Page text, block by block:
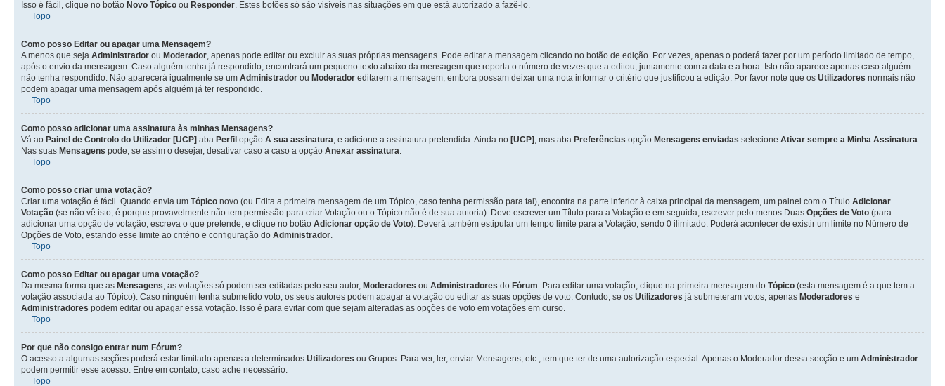
Isso é fácil, clique no botão Novo Tópico ou Responder. Estes botões só são visíveis nas situações em que está autorizado a fazê-lo.
Topo
Como posso Editar ou apagar uma Mensagem?
A menos que seja Administrador ou Moderador, apenas pode editar ou excluir as suas próprias mensagens. Pode editar a mensagem clicando no botão de edição. Por vezes, apenas o poderá fazer por um período limitado de tempo,
após o envio da mensagem. Caso alguém tenha já respondido, encontrará um pequeno texto abaixo da mensagem que reporta o número de vezes que a editou, juntamente com a data e a hora. Isto não aparece apenas caso alguém
não tenha respondido. Não aparecerá igualmente se um Administrador ou Moderador editarem a mensagem, embora possam deixar uma nota informar o critério que justificou a edição. Por favor note que os Utilizadores normais não
podem apagar uma mensagem após alguém já ter respondido.
Topo
Como posso adicionar uma assinatura às minhas Mensagens?
Vá ao Painel de Controlo do Utilizador [UCP] aba Perfil opção A sua assinatura, e adicione a assinatura pretendida. Ainda no [UCP] , mas aba Preferências opção Mensagens enviadas selecione Ativar sempre a Minha Assinatura.
Nas suas Mensagens pode, se assim o desejar, desativar caso a caso a opção Anexar assinatura.
Topo
Como posso criar uma votação?
Criar uma votação é fácil. Quando envia um Tópico novo (ou Edita a primeira mensagem de um Tópico, caso tenha permissão para tal), encontra na parte inferior à caixa principal da mensagem, um painel com o Título Adicionar
Votação (se não vê isto, é porque provavelmente não tem permissão para criar Votação ou o Tópico não é de sua autoria). Deve escrever um Título para a Votação e em seguida, escrever pelo menos Duas Opções de Voto (para
adicionar uma opção de votação, escreva o que pretende, e clique no botão Adicionar opção de Voto). Deverá também estipular um tempo limite para a Votação, sendo 0 ilimitado. Poderá acontecer de existir um limite no Número de
Opções de Voto, estando esse limite ao critério e configuração do Administrador.
Topo
Como posso Editar ou apagar uma votação?
Da mesma forma que as Mensagens, as votações só podem ser editadas pelo seu autor, Moderadores ou Administradores do Fórum. Para editar uma votação, clique na primeira mensagem do Tópico (esta mensagem é a que tem a
votação associada ao Tópico). Caso ninguém tenha submetido voto, os seus autores podem apagar a votação ou editar as suas opções de voto. Contudo, se os Utilizadores já submeteram votos, apenas Moderadores e
Administradores podem editar ou apagar essa votação. Isso é para evitar com que sejam alteradas as opções de voto em votações em curso.
Topo
Por que não consigo entrar num Fórum?
O acesso a algumas seções poderá estar limitado apenas a determinados Utilizadores ou Grupos. Para ver, ler, enviar Mensagens, etc., tem que ter de uma autorização especial. Apenas o Moderador dessa secção e um Administrador
podem permitir esse acesso. Entre em contato, caso ache necessário.
Topo